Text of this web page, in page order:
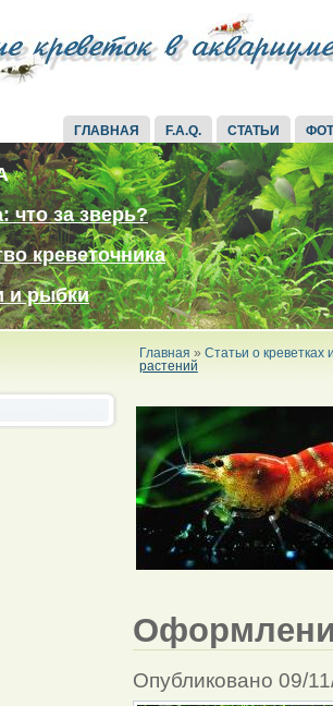
ГЛАВНАЯ F.A.Q. СТАТЬИ
что за зверь?
креветочника
и рыбки
Главная » Статьи о креветках
растений
Опубликовано 09/